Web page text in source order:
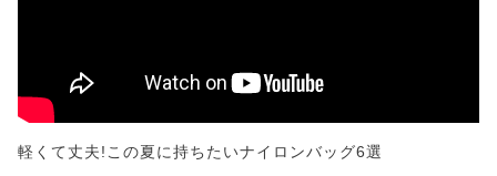
軽くて丈夫!この夏に持ちたいナイロンバッグ6選